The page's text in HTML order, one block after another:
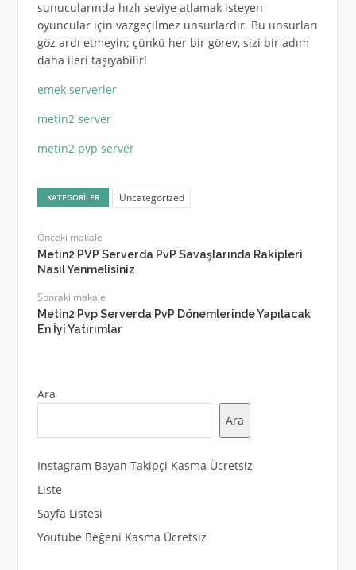
sunucularında hızlı seviye atlamak isteyen
oyuncular için vazgeçilmez unsurlardır. Bu unsurları
göz ardı etmeyin; çünkü her bir görev, sizi bir adım
daha ileri taşıyabilir!
emek serverler
metin2 server
metin2 pvp server
KATEGORILER Uncategorized
Önceki makale
Metin2 PVP Serverda PvP Savaşlarında Rakipleri
Nasıl Yenmelisiniz
Sonraki makale
Metin2 Pvp Serverda PvP Dönemlerinde Yapılacak
En İyi Yatırımlar
Ara
Ara
Instagram Bayan Takipçi Kasma Ücretsiz
Liste
Sayfa Listesi
Youtube Beğeni Kasma Ücretsiz